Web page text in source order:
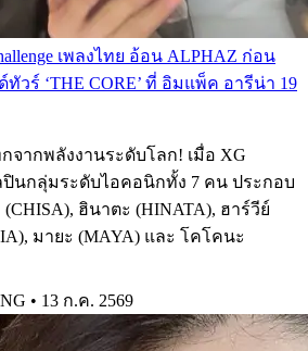
เพลงไทย อ้อน ALPHAZ ก่อน
วร์ ‘THE CORE’ ที่ อิมแพ็ค อารีน่า 19
จากพลังงานระดับโลก! เมื่อ XG
ลปินกลุ่มระดับไอคอนิกทั้ง 7 คน ประกอบ
ฮินาตะ (HINATA), ฮาร์วีย์
มายะ (MAYA) และ โคโคนะ
• 13 ก.ค. 2569